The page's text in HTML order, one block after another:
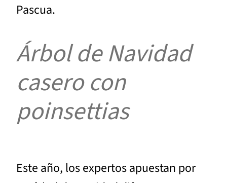
Pascua.
Árbol de Navidad
casero con
poinsettias
Este año, los expertos apuestan por